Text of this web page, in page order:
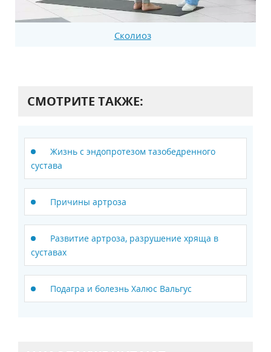
Сколиоз
СМОТРИТЕ ТАКЖЕ:
Жизнь с эндопротезом тазобедренного
сустава
Причины артроза
Развитие артроза, разрушение хряща в
суставах
Подагра и болезнь Халюс Вальгус